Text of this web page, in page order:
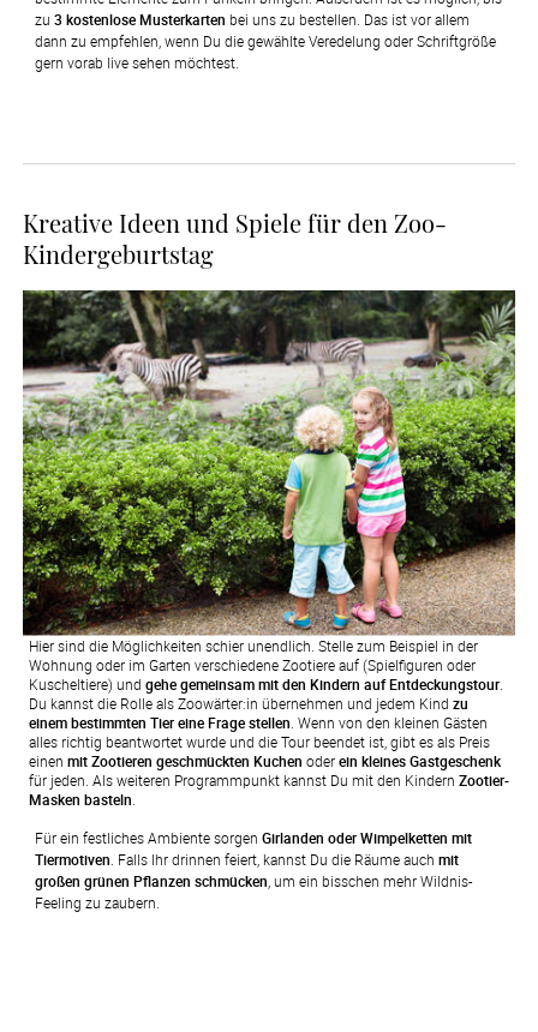
zu 3 kostenlose Musterkarten bei uns zu bestellen. Das ist vor allem
dann zu empfehlen, wenn Du die gewählte Veredelung oder Schriftgröße
gern vorab live sehen möchtest.
Kreative Ideen und Spiele für den Zoo-
Kindergeburtstag
Hier sind die Möglichkeiten schier unendlich. Stelle zum Beispiel in der
Wohnung oder im Garten verschiedene Zootiere auf (Spielfiguren oder
Kuscheltiere) und gehe gemeinsam mit den Kindern auf Entdeckungstour.
Du kannst die Rolle als Zoowärter:in übernehmen und jedem Kind zu
einem bestimmten Tier eine Frage stellen . Wenn von den kleinen Gästen
alles richtig beantwortet wurde und die Tour beendet ist, gibt es als Preis
einen mit Zootieren geschmückten Kuchen oderein kleines Gastgeschenk
für jeden. Als weiteren Programmpunkt kannst Du mit den Kindern Zootier-
Masken basteln
Für ein festliches Ambiente sorgen Girlanden oder Wimpelketten mit
Tiermotiven . Falls Ihr drinnen feiert, kannst Du die Räume auch mit
großen grünen Pflanzen schmücken , um ein bisschen mehr Wildnis-
Feeling zu zaubern.